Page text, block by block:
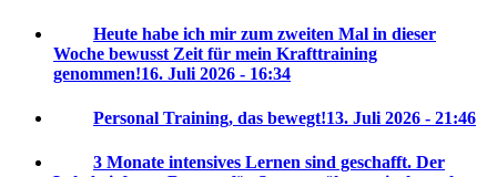
Heute habe ich mir zum zweiten Mal in dieser
Woche bewusst Zeit für mein Krafttraining
genommen!16. Juli 2026 - 16:34
Personal Training, das bewegt!13. Juli 2026 - 21:46
3 Monate intensives Lernen sind geschafft. Der